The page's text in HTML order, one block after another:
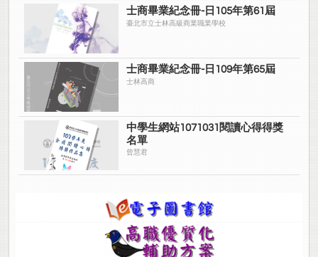
士商畢業紀念冊-日105年第61屆
臺北市立士林高級商業職業學校
士商畢業紀念冊-日109年第65屆
士林高商
中學生網站1071031閱讀心得得獎
名單
曾慧君